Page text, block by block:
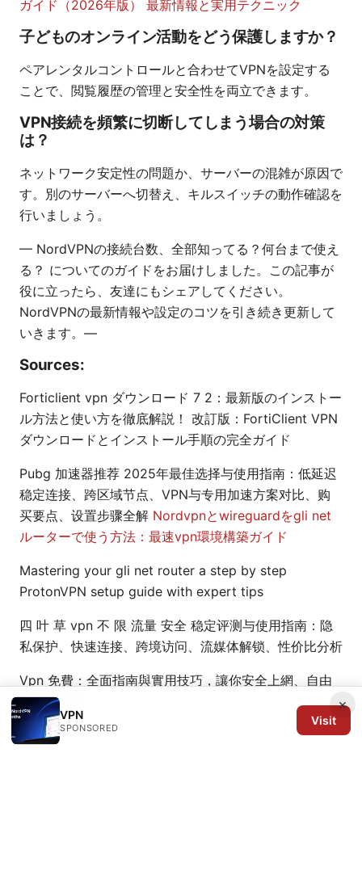
ガイド（2026年版） 最新情報と実用テクニック
子どものオンライン活動をどう保護しますか？
ペアレンタルコントロールと合わせてVPNを設定する
ことで、閲覧履歴の管理と安全性を両立できます。
VPN接続を頻繁に切断してしまう場合の対策
は？
ネットワーク安定性の問題か、サーバーの混雑が原因で
す。別のサーバーへ切替え、キルスイッチの動作確認を
行いましょう。
— NordVPNの接続台数、全部知ってる？何台まで使え
る？ についてのガイドをお届けしました。この記事が
役に立ったら、友達にもシェアしてください。
NordVPNの最新情報や設定のコツを引き続き更新して
いきます。—
Sources:
Forticlient vpn ダウンロード 7 2：最新版のインストー
ル方法と使い方を徹底解説！ 改訂版：FortiClient VPN
ダウンロードとインストール手順の完全ガイド
Pubg 加速器推荐 2025年最佳选择与使用指南：低延迟
稳定连接、跨区域节点、VPN与专用加速方案对比、购
买要点、设置步骤全解 Nordvpnとwireguardをgli net
ルーターで使う方法：最速vpn環境構築ガイド
Mastering your gli net router a step by step
ProtonVPN setup guide with expert tips
四 叶 草 vpn 不 限 流量 安全 稳定评测与使用指南：隐
私保护、快速连接、跨境访问、流媒体解锁、性价比分析
Vpn 免費：全面指南與實用技巧，讓你安全上網、自由
翻牆又省錢
×
VPN
SPONSORED
Visit